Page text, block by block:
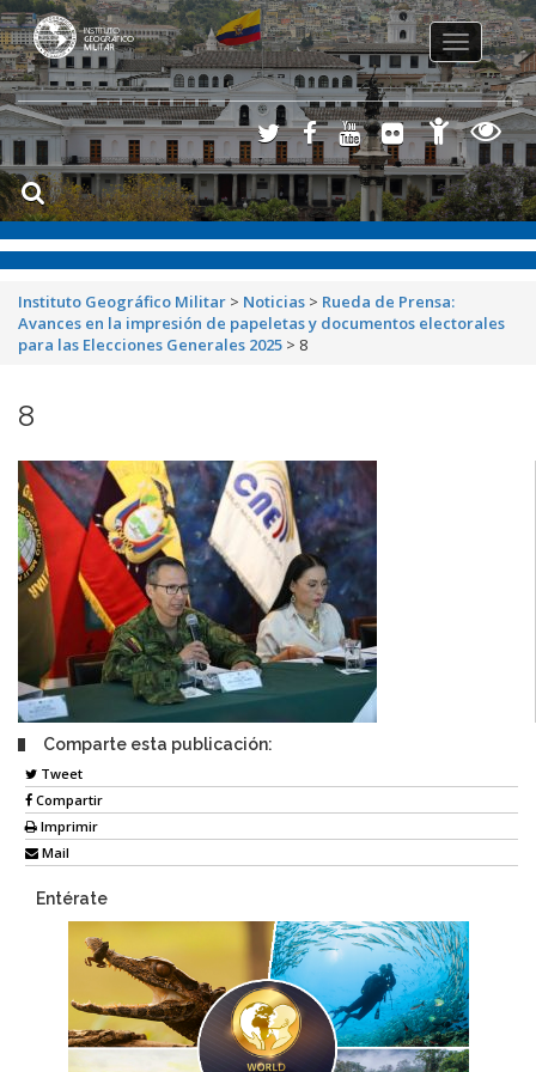
Toggle
navigation
Instituto Geográfico Militar > Noticias > Rueda de Prensa:
Avances en la impresión de papeletas y documentos electorales
para las Elecciones Generales 2025 > 8
8
Comparte esta publicación:
Tweet
Compartir
Imprimir
Mail
Entérate